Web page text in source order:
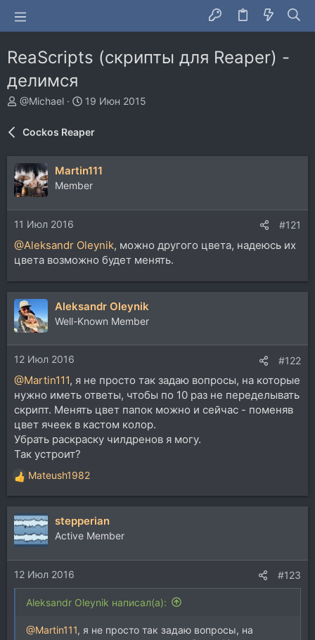
ReaScripts (скрипты для Reaper) -
делимся
А
т
р
т
е
м
@Michael
Д
н
а
19 Июн 2015
Cockos Reaper
Martin111
Member
11 Июл 2016 #121
@Aleksandr Oleynik, можно другого цвета, надеюсь их
цвета возможно будет менять.
Aleksandr Oleynik
Well-Known Member
12 Июл 2016 #122
@Martin111, я не просто так задаю вопросы, на которые
нужно иметь ответы, чтобы по 10 раз не переделывать
скрипт. Менять цвет папок можно и сейчас - поменяв
цвет ячеек в кастом колор.
Убрать раскраску чилдренов я могу.
Так устроит?
Р
е
а
к
ц
и
и
:
Mateush1982
stepperian
Active Member
12 Июл 2016 #123
Aleksandr Oleynik написал(а):
@Martin111, я не просто так задаю вопросы, на